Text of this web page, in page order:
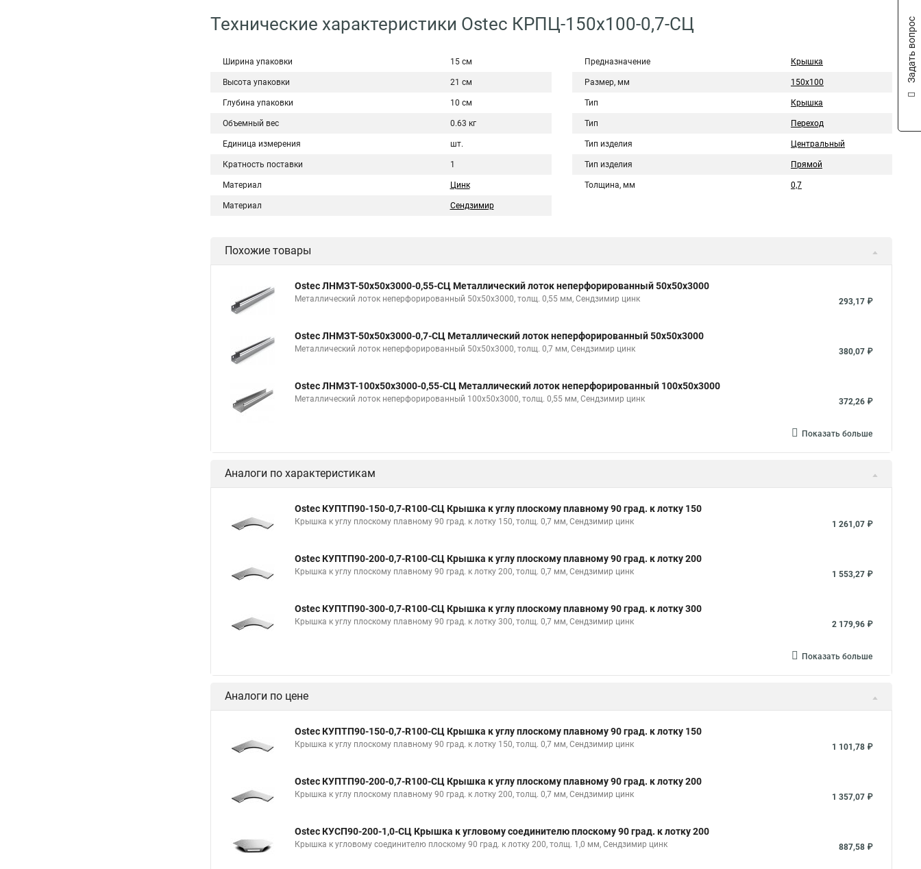
Технические характеристики Ostec КРПЦ-150х100-0,7-СЦ
Ширина упаковки 15 см
Высота упаковки 21 см
Глубина упаковки 10 см
Объемный вес 0.63 кг
Единица измерения шт.
Кратность поставки 1
Материал Цинк
Материал Сендзимир
Предназначение Крышка
Размер, мм 150х100
Тип Крышка
Тип Переход
Тип изделия Центральный
Тип изделия Прямой
Толщина, мм 0,7
Похожие товары
Ostec ЛНМЗТ-50х50х3000-0,55-СЦ Металлический лоток неперфорированный 50х50х3000
Металлический лоток неперфорированный 50х50х3000, толщ. 0,55 мм, Сендзимир цинк 293,17 ₽
Ostec ЛНМЗТ-50х50х3000-0,7-СЦ Металлический лоток неперфорированный 50х50х3000
Металлический лоток неперфорированный 50х50х3000, толщ. 0,7 мм, Сендзимир цинк 380,07 ₽
Ostec ЛНМЗТ-100х50х3000-0,55-СЦ Металлический лоток неперфорированный 100х50х3000
Металлический лоток неперфорированный 100х50х3000, толщ. 0,55 мм, Сендзимир цинк 372,26 ₽
Показать больше
Аналоги по характеристикам
Ostec КУПТП90-150-0,7-R100-СЦ Крышка к углу плоскому плавному 90 град. к лотку 150
Крышка к углу плоскому плавному 90 град. к лотку 150, толщ. 0,7 мм, Сендзимир цинк 1 261,07 ₽
Ostec КУПТП90-200-0,7-R100-СЦ Крышка к углу плоскому плавному 90 град. к лотку 200
Крышка к углу плоскому плавному 90 град. к лотку 200, толщ. 0,7 мм, Сендзимир цинк 1 553,27 ₽
Ostec КУПТП90-300-0,7-R100-СЦ Крышка к углу плоскому плавному 90 град. к лотку 300
Крышка к углу плоскому плавному 90 град. к лотку 300, толщ. 0,7 мм, Сендзимир цинк 2 179,96 ₽
Показать больше
Аналоги по цене
Ostec КУПТП90-150-0,7-R100-СЦ Крышка к углу плоскому плавному 90 град. к лотку 150
Крышка к углу плоскому плавному 90 град. к лотку 150, толщ. 0,7 мм, Сендзимир цинк 1 101,78 ₽
Ostec КУПТП90-200-0,7-R100-СЦ Крышка к углу плоскому плавному 90 град. к лотку 200
Крышка к углу плоскому плавному 90 град. к лотку 200, толщ. 0,7 мм, Сендзимир цинк 1 357,07 ₽
Ostec КУСП90-200-1,0-СЦ Крышка к угловому соединителю плоскому 90 град. к лотку 200
Крышка к угловому соединителю плоскому 90 град. к лотку 200, толщ. 1,0 мм, Сендзимир цинк 887,58 ₽
Задать вопрос